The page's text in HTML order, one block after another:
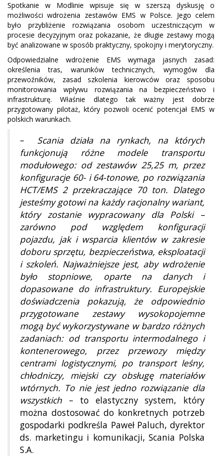
Spotkanie w Modlinie wpisuje się w szerszą dyskusję o
możliwości wdrożenia zestawów EMS w Polsce. Jego celem
było przybliżenie rozwiązania osobom uczestniczącym w
procesie decyzyjnym oraz pokazanie, że długie zestawy mogą
być analizowane w sposób praktyczny, spokojny i merytoryczny.
Odpowiedzialne wdrożenie EMS wymaga jasnych zasad:
określenia tras, warunków technicznych, wymogów dla
przewoźników, zasad szkolenia kierowców oraz sposobu
monitorowania wpływu rozwiązania na bezpieczeństwo i
infrastrukturę. Właśnie dlatego tak ważny jest dobrze
przygotowany pilotaż, który pozwoli ocenić potencjał EMS w
polskich warunkach.
–
Scania działa na rynkach, na których
funkcjonują różne modele transportu
modułowego: od zestawów 25,25 m, przez
konfiguracje 60- i 64-tonowe, po rozwiązania
HCT/EMS 2 przekraczające 70 ton. Dlatego
jesteśmy gotowi na każdy racjonalny wariant,
który zostanie wypracowany dla Polski –
zarówno pod względem konfiguracji
pojazdu, jak i wsparcia klientów w zakresie
doboru sprzętu, bezpieczeństwa, eksploatacji
i szkoleń. Najważniejsze jest, aby wdrożenie
było stopniowe, oparte na danych i
dopasowane do infrastruktury. Europejskie
doświadczenia pokazują, że odpowiednio
przygotowane zestawy wysokopojemne
mogą być wykorzystywane w bardzo różnych
zadaniach: od transportu intermodalnego i
kontenerowego, przez przewozy między
centrami logistycznymi, po transport leśny,
chłodniczy, miejski czy obsługę materiałów
wtórnych. To nie jest jedno rozwiązanie dla
wszystkich – to elastyczny system, który
można dostosować do konkretnych potrzeb
gospodarki podkreśla Paweł Paluch, dyrektor
ds. marketingu i komunikacji, Scania Polska
S.A.